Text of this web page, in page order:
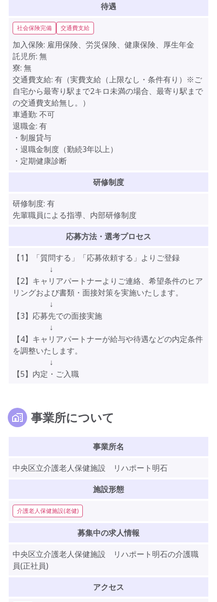
待遇
社会保険完備 交通費支給
加入保険: 雇用保険、労災保険、健康保険、厚生年金
託児所: 無
寮: 無
交通費支給: 有（実費支給（上限なし・条件有り）※ご
自宅から最寄り駅まで2キロ未満の場合、最寄り駅まで
の交通費支給無し。）
車通勤: 不可
退職金: 有
・制服貸与
・退職金制度（勤続3年以上）
・定期健康診断
研修制度
研修制度: 有
先輩職員による指導、内部研修制度
応募方法・選考プロセス
【1】「質問する」「応募依頼する」よりご登録
↓
【2】キャリアパートナーよりご連絡、希望条件のヒア
リングおよび書類・面接対策を実施いたします。
↓
【3】応募先での面接実施
↓
【4】キャリアパートナーが給与や待遇などの内定条件
を調整いたします。
↓
【5】内定・ご入職
事業所について
事業所名
中央区立介護老人保健施設 リハポート明石
施設形態
介護老人保健施設(老健)
募集中の求人情報
中央区立介護老人保健施設 リハポート明石の介護職
員(正社員)
アクセス